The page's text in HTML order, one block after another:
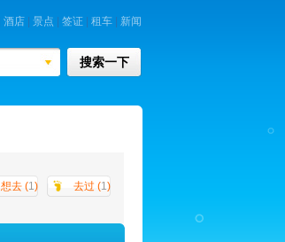
酒店 景点 签证 租车 新闻
想去 (1) 去过 (1)